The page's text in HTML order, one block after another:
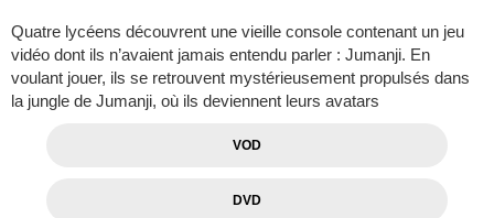
Quatre lycéens découvrent une vieille console contenant un jeu
vidéo dont ils n’avaient jamais entendu parler : Jumanji. En
voulant jouer, ils se retrouvent mystérieusement propulsés dans
la jungle de Jumanji, où ils deviennent leurs avatars
VOD
DVD